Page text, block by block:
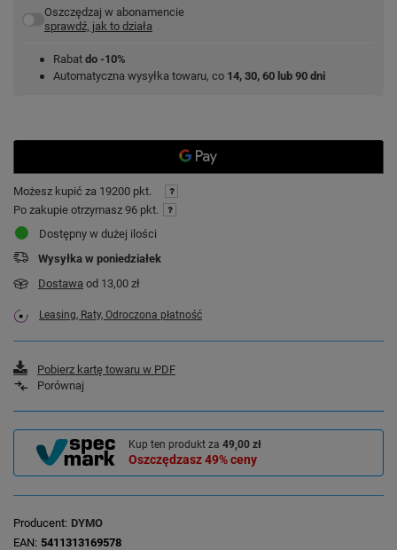
Oszczędzaj w abonamencie
sprawdź, jak to działa
Rabat do -10%
Automatyczna wysyłka towaru, co 14, 30, 60 lub 90 dni
Możesz kupić za 19200 pkt.
Po zakupie otrzymasz 96 pkt.
Dostępny w dużej ilości
Wysyłka w poniedziałek
Dostawa od 13,00 zł
Leasing, Raty, Odroczona płatność
Pobierz kartę towaru w PDF
Porównaj
Kup ten produkt za 49,00 zł
Oszczędzasz49%ceny
Producent DYMO
EAN 5411313169578